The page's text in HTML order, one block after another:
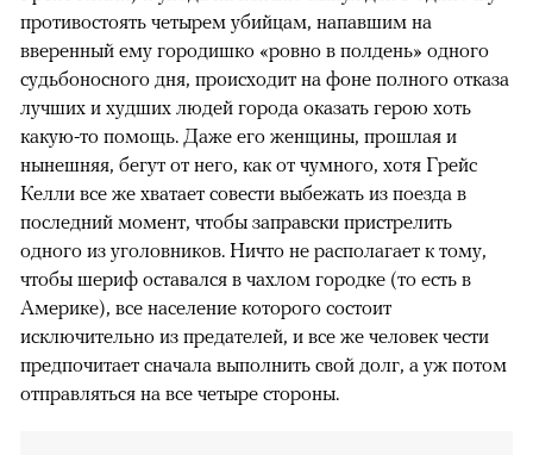
противостоять четырем убийцам, напавшим на
вверенный ему городишко «ровно в полдень» одного
судьбоносного дня, происходит на фоне полного отказа
лучших и худших людей города оказать герою хоть
какую-то помощь. Даже его женщины, прошлая и
нынешняя, бегут от него, как от чумного, хотя Грейс
Келли все же хватает совести выбежать из поезда в
последний момент, чтобы заправски пристрелить
одного из уголовников. Ничто не располагает к тому,
чтобы шериф оставался в чахлом городке (то есть в
Америке), все население которого состоит
исключительно из предателей, и все же человек чести
предпочитает сначала выполнить свой долг, а уж потом
отправляться на все четыре стороны.